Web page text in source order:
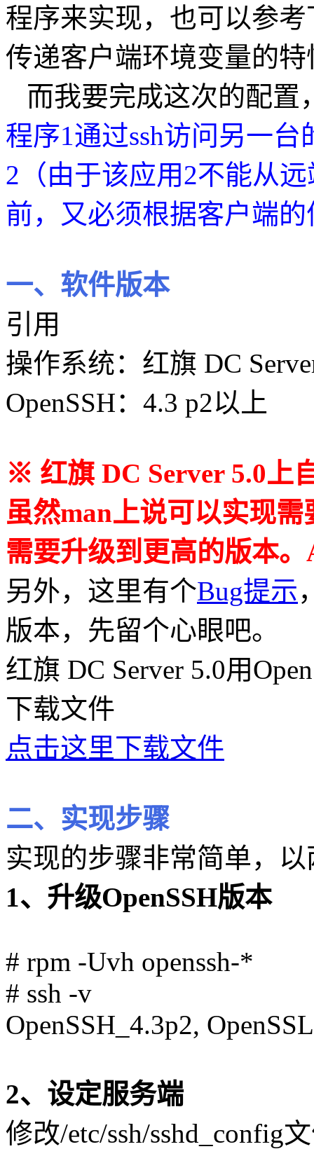
程序来实现，也可以参考
传递客户端环境变量的
而我要完成这次的配置
程序1通过ssh访问另一
2（由于该应用2不能从
前，又必须根据客户端
一、软件版本
引用
操作系统：红旗 DC
OpenSSH：4.3 p2以上
※ 红旗 DC Server 5.0上
虽然man上说可以实现
需要升级到更高的版本
另外，这里有个Bug提示
版本，先留个心眼吧。
红旗 DC Server 5.0用
下载文件
点击这里下载文件
二、实现步骤
实现的步骤非常简单，
1、升级OpenSSH版本
# rpm -Uvh openssh-*
# ssh -v
OpenSSH_4.3p2,
2、设定服务端
修改/etc/ssh/sshd_config